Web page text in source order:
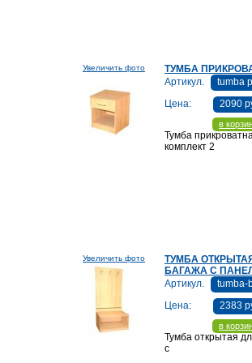
16мм, кромка ПВХЦена 4030 руб.
Увеличить фото
ТУМБА
Артикул.
tumba
Цена:
2090
в
Тумба
комплект 2
шт.Размер:400х430х500Материал:
кромка ПВХЦена 2090 рублей
Увеличить фото
ТУМБА
БАГАЖА С
Артикул.
tumba-
Цена:
2383
в
Тумба открытая
с